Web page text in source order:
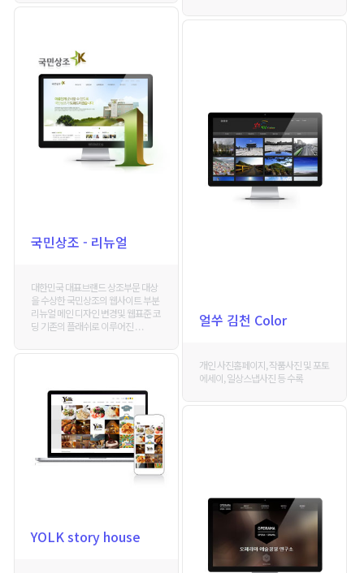
국민상조 - 리뉴얼
대한민국 대표브랜드 상조부문 대상
을 수상한 국민상조의 웹사이트 부분
리뉴얼 메인 디자인 변경및 웹표준 코
딩 기존의 플래쉬로 이루어진 . . .
얼쑤 김천 Color
개인 사진홈페이지, 작품사진 및 포토
에세이, 일상스냅사진 등 수록
YOLK story house